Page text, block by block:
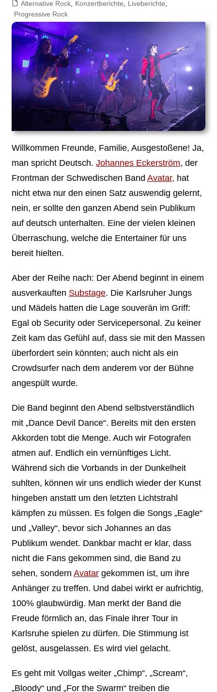
Alternative Rock, Konzertberichte Liveberichte
Progressive Rock
Willkommen Freunde, Familie, Ausgestoßene! Ja,
man spricht Deutsch. Johannes Eckerström, der
Frontman der Schwedischen Band Avatar, hat
nicht etwa nur den einen Satz auswendig gelernt,
nein, er sollte den ganzen Abend sein Publikum
auf deutsch unterhalten. Eine der vielen kleinen
Überraschung, welche die Entertainer für uns
bereit hielten.
Aber der Reihe nach: Der Abend beginnt in einem
ausverkauften Substage. Die Karlsruher Jungs
und Mädels hatten die Lage souverän im Griff:
Egal ob Security oder Servicepersonal. Zu keiner
Zeit kam das Gefühl auf, dass sie mit den Massen
überfordert sein könnten; auch nicht als ein
Crowdsurfer nach dem anderem vor der Bühne
angespült wurde.
Die Band beginnt den Abend selbstverständlich
mit „Dance Devil Dance“. Bereits mit den ersten
Akkorden tobt die Menge. Auch wir Fotografen
atmen auf. Endlich ein vernünftiges Licht.
Während sich die Vorbands in der Dunkelheit
suhlten, können wir uns endlich wieder der Kunst
hingeben anstatt um den letzten Lichtstrahl
kämpfen zu müssen. Es folgen die Songs „Eagle“
und „Valley“, bevor sich Johannes an das
Publikum wendet. Dankbar macht er klar, dass
nicht die Fans gekommen sind, die Band zu
sehen, sondern Avatargekommen ist, um ihre
Anhänger zu treffen. Und dabei wirkt er aufrichtig,
100% glaubwürdig. Man merkt der Band die
Freude förmlich an, das Finale ihrer Tour in
Karlsruhe spielen zu dürfen. Die Stimmung ist
gelöst, ausgelassen. Es wird viel gelacht.
Es geht mit Vollgas weiter „Chimp“, „Scream“,
„Bloody“ und „For the Swarm“ treiben die